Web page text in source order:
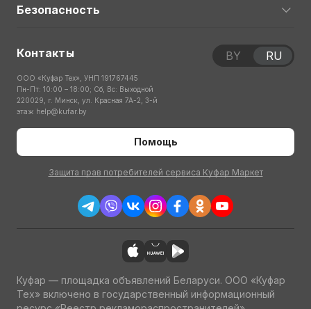
Безопасность
Контакты
ООО «Куфар Тех», УНП 191767445
Пн-Пт: 10:00 – 18:00; Сб, Вс: Выходной
220029, г. Минск, ул. Красная 7А-2, 3-й
этаж help@kufar.by
Помощь
Защита прав потребителей сервиса Куфар Маркет
BY RU
Куфар — площадка объявлений Беларуси. ООО «Куфар
Тех» включено в государственный информационный